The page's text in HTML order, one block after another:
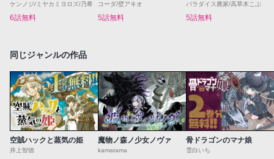
ケンノジ/ミヤカミヨロズ/乃希
6話無料
コーダ/壁アキオ
5話無料
パラダイス農家/高草木こぶ
5話無料
同じジャンルの作品
空賊ハックと蒸気の姫
井上智徳
魔物ノ森ノ少女ノヴァ
kamatama
骨ドラゴンのマナ娘
雪白いち